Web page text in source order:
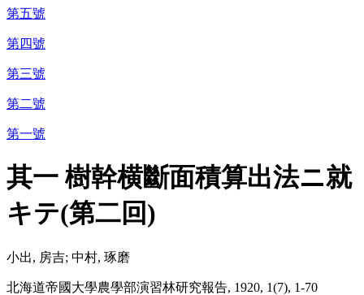
第五號
第四號
第三號
第二號
第一號
其一 樹幹横斷面積算出法ニ就
キテ(第二回)
小出, 房吉; 中村, 琢磨
北海道帝國大學農學部演習林研究報告, 1920, 1(7), 1-70